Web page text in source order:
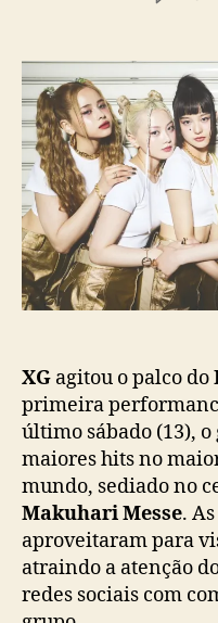
r
d
p
o
s
t
XG agitou o palco do
primeira
último sábado (13),
maiores hits no
mundo, sediado no
Makuhari Messe.
aproveitaram para
atraindo a atenção
redes sociais com